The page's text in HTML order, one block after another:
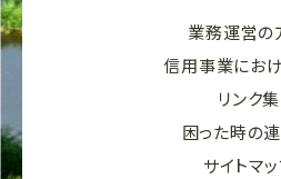
業務運営の
信用事業にお
リンク集
困った時の
サイトマ